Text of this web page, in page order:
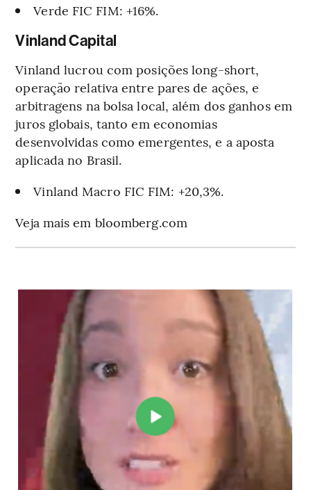
Verde FIC FIM: +16%.
Vinland Capital
Vinland lucrou com posições long-short,
operação relativa entre pares de ações, e
arbitragens na bolsa local, além dos ganhos em
juros globais, tanto em economias
desenvolvidas como emergentes, e a aposta
aplicada no Brasil.
Vinland Macro FIC FIM: +20,3%.
Veja mais em bloomberg.com